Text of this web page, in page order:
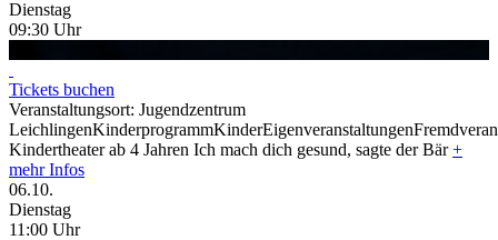
Dienstag
09:30 Uhr
Tickets buchen
Veranstaltungsort: Jugendzentrum
LeichlingenKinderprogrammKinderEigenveranstaltungen
Kindertheater ab 4 Jahren Ich mach dich gesund, sagte der Bär +
mehr Infos
06.10.
Dienstag
11:00 Uhr